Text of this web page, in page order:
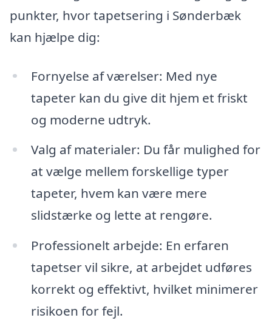
punkter, hvor tapetsering i Sønderbæk
kan hjælpe dig:
Fornyelse af værelser: Med nye
tapeter kan du give dit hjem et friskt
og moderne udtryk.
Valg af materialer: Du får mulighed for
at vælge mellem forskellige typer
tapeter, hvem kan være mere
slidstærke og lette at rengøre.
Professionelt arbejde: En erfaren
tapetser vil sikre, at arbejdet udføres
korrekt og effektivt, hvilket minimerer
risikoen for fejl.